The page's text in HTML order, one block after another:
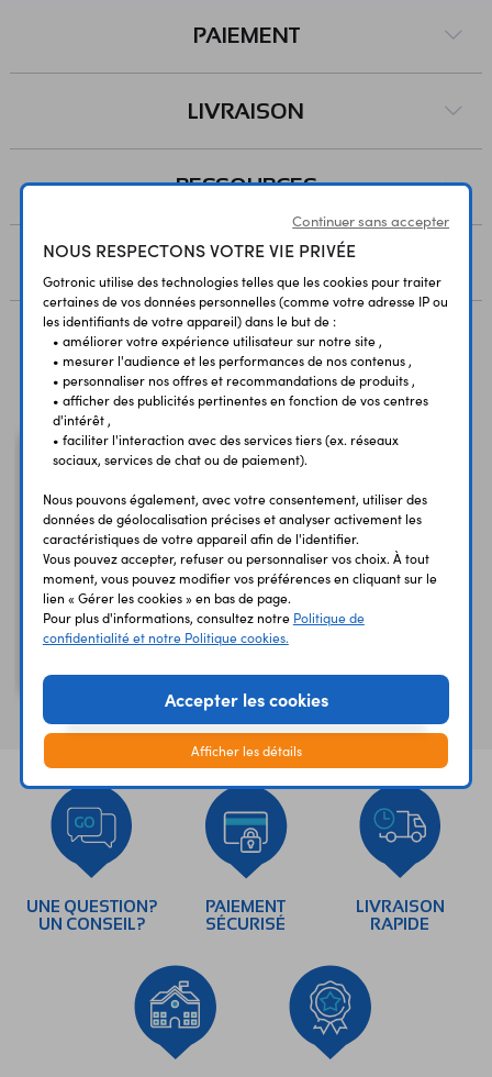
PAIEMENT
LIVRAISON
RESSOURCES
AVIS
Vous avez déja consulté
Pince à dénuder et à
couper HT205
UNE QUESTION?
UN CONSEIL?
PAIEMENT
SÉCURISÉ
LIVRAISON
RAPIDE
Continuer sans accepter
NOUS RESPECTONS VOTRE VIE PRIVÉE
Gotronic utilise des technologies telles que les cookies pour traiter
certaines de vos données personnelles (comme votre adresse IP ou
les identifiants de votre appareil) dans le but de :
• améliorer votre expérience utilisateur sur notre site ,
• mesurer l'audience et les performances de nos contenus ,
• personnaliser nos offres et recommandations de produits ,
• afficher des publicités pertinentes en fonction de vos centres
d'intérêt ,
• faciliter l'interaction avec des services tiers (ex. réseaux
sociaux, services de chat ou de paiement).
Nous pouvons également, avec votre consentement, utiliser des
données de géolocalisation précises et analyser activement les
caractéristiques de votre appareil afin de l'identifier.
Vous pouvez accepter, refuser ou personnaliser vos choix. À tout
moment, vous pouvez modifier vos préférences en cliquant sur le
lien « Gérer les cookies » en bas de page.
Pour plus d'informations, consultez notre Politique de
confidentialité et notre Politique cookies.
Accepter les cookies
Afficher les détails